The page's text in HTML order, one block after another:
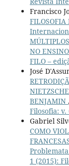
Francisco
FILOSOFIA
NO
FILO –
José
BENJAMIN ,
Filosofia: v.
Gabriel
COMO
1 (2015):